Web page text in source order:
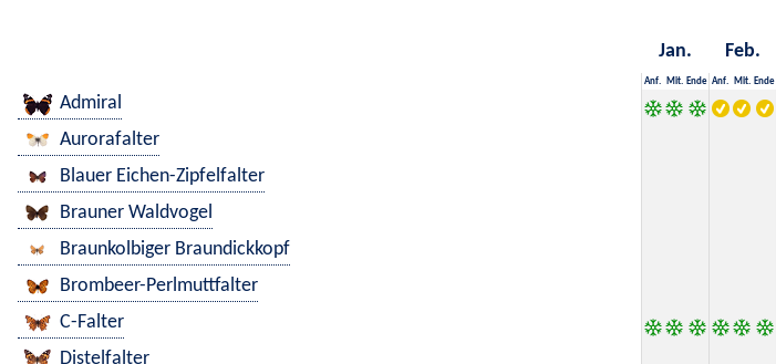
Jan. Feb.
Anf. Mit. Ende Anf. Mit. Ende
Admiral
Aurorafalter
Blauer Eichen-Zipfelfalter
Brauner Waldvogel
Braunkolbiger Braundickkopf
Brombeer-Perlmuttfalter
C-Falter
Distelfalter